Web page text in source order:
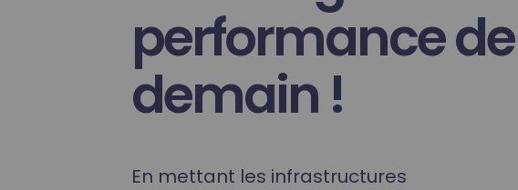
Formation Hydrogène
performance de
demain !
En mettant les infrastructures